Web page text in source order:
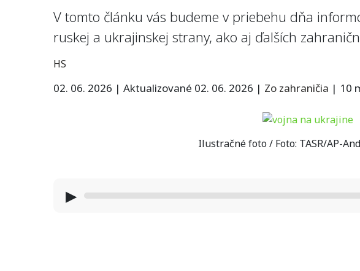
V tomto článku vás budeme v priebehu dňa
ruskej a ukrajinskej strany, ako aj ďalších
HS
02. 06. 2026 | Aktualizované 02. 06. 2026 | Zo zahraničia | 10
Ilustračné foto / Foto: TASR/AP-
▶